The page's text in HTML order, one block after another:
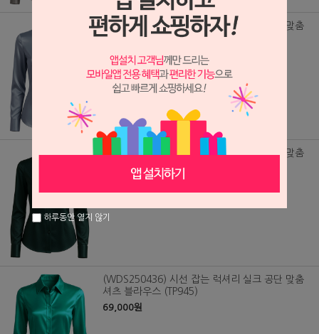
(WDS250438) 시선 잡는 럭셔리 실크 공단 맞춤
셔츠 블라우스 (TP948)
69,000원
(WDS250437) 시선 잡는 럭셔리 실크 공단 맞춤
69,000원
(WDS250436) 시선 잡는 럭셔리 실크 공단 맞춤
셔츠 블라우스 (TP945)
69,000원
하루동안 열지 않기